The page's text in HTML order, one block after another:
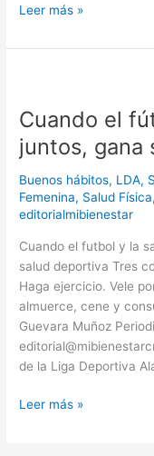
Leer más »
Cuando el
juntos, gana
Buenos hábitos, LDA,
Femenina, Salud Física,
editorialmibienestar
Cuando el futbol y la
salud deportiva Tres
Haga ejercicio. Vele
almuerce, cene y
Guevara Muñoz
de la Liga Deportiva
fútbol
y
la
salud
juegan
juntos,
bienestar
Leer más »